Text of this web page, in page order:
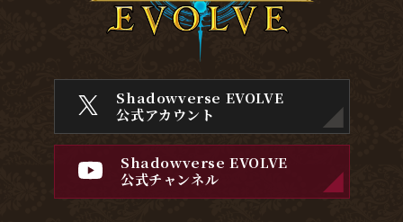
Shadowverse EVOLVE
公式アカウント
Shadowverse EVOLVE
公式チャンネル